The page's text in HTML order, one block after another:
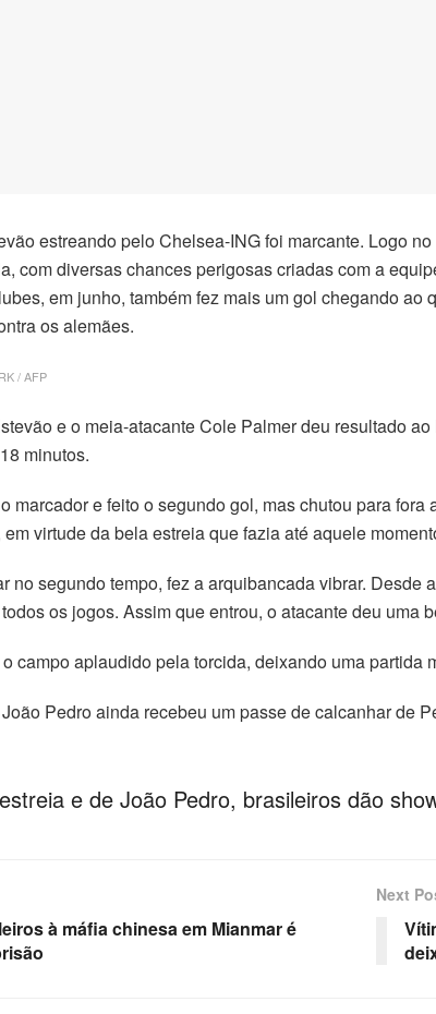
estreando pelo Chelsea-ING foi marcante. Logo
com diversas chances perigosas criadas com a
em junho, também fez mais um gol chegando
os alemães.
/ AFP
e o meia-atacante Cole Palmer deu resultado
minutos.
marcador e feito o segundo gol, mas chutou para
virtude da bela estreia que fazia até aquele
no segundo tempo, fez a arquibancada vibrar.
os jogos. Assim que entrou, o atacante deu uma
campo aplaudido pela torcida, deixando uma partida
Pedro ainda recebeu um passe de calcanhar de
e de João Pedro, brasileiros dão
à máfia chinesa em Mianmar é
Next